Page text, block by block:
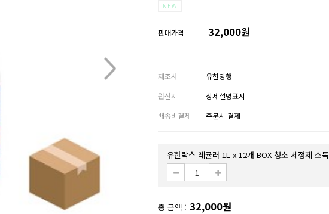
NEW
판매가격 32,000원
제조사
유한양행
원산지
상세설명표시
배송비결제
주문시 결제
유한락스 레귤러 1L x 12개 BOX 청소 세정제 소독
총 금액 : 32,000원